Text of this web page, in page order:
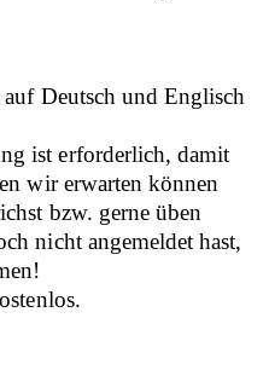
Deutsch und Englisch
ist erforderlich, damit
wir erwarten können
bzw. gerne üben
nicht angemeldet hast,